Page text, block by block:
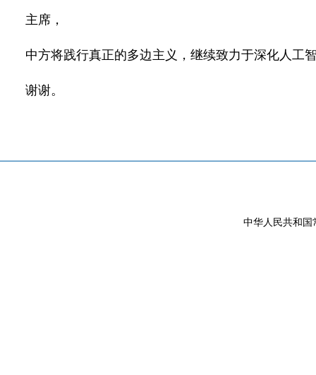
主席，
中方将践行真正的多边主义，继续致力于深化人工
谢谢。
中华人民共和国